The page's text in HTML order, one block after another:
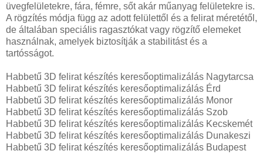
üvegfelületekre, fára, fémre, sőt akár műanyag felületekre is.
A rögzítés módja függ az adott felülettől és a felirat méretétől,
de általában speciális ragasztókat vagy rögzítő elemeket
használnak, amelyek biztosítják a stabilitást és a
tartósságot.
Habbetű 3D felirat készítés keresőoptimalizálás Nagytarcsa
Habbetű 3D felirat készítés keresőoptimalizálás Érd
Habbetű 3D felirat készítés keresőoptimalizálás Monor
Habbetű 3D felirat készítés keresőoptimalizálás Szob
Habbetű 3D felirat készítés keresőoptimalizálás Kecskemét
Habbetű 3D felirat készítés keresőoptimalizálás Dunakeszi
Habbetű 3D felirat készítés keresőoptimalizálás Budapest